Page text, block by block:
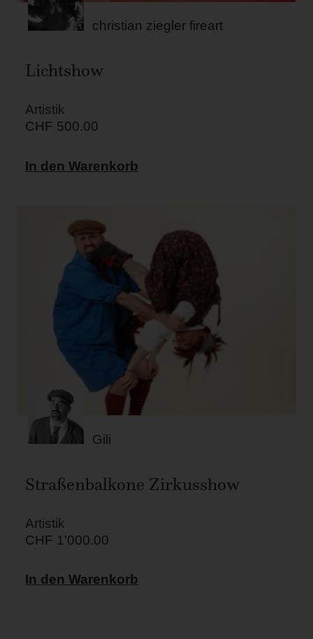
christian ziegler fireart
Lichtshow
Artistik
CHF 500.00
In den Warenkorb
Gili
Straßenbalkone Zirkusshow
Artistik
CHF 1'000.00
In den Warenkorb